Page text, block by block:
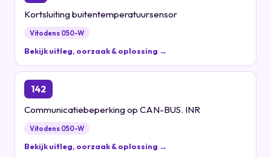
Kortsluiting buitentemperatuursensor
Vitodens 050-W
Bekijk uitleg, oorzaak & oplossing →
142
Communicatiebeperking op CAN-BUS. INR
Vitodens 050-W
Bekijk uitleg, oorzaak & oplossing →